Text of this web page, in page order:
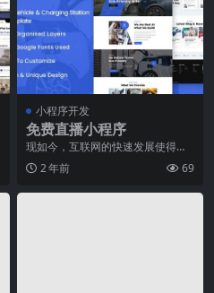
小程序开发
免费直播小程序
现如今，互联网的快速发展使得人
们可以随时随地与全世界的人进行
实时交流。在这个数字
2 年前 69